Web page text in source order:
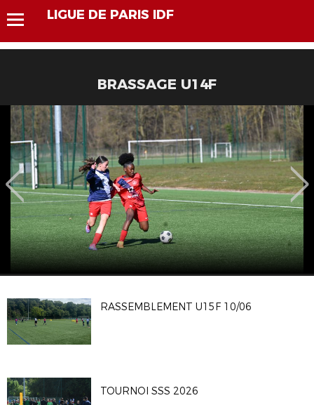
LIGUE DE PARIS IDF
BRASSAGE U14F
RASSEMBLEMENT U15F 10/06
TOURNOI SSS 2026